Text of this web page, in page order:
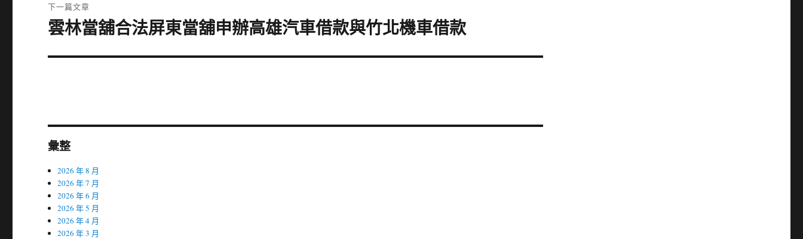
章:
下一篇文章
下
篇
雲林當舖合法屏東當舖申辦高雄汽車借款與竹北機車借款
彙整
2026 年 8 月
2026 年 7 月
2026 年 6 月
2026 年 5 月
2026 年 4 月
2026 年 3 月